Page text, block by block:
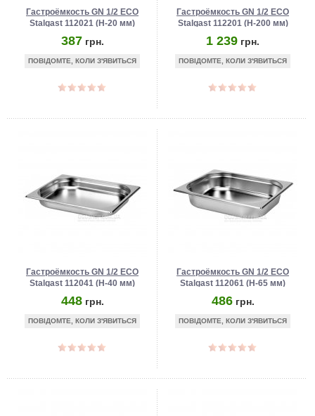
Гастроёмкость GN 1/2 ECO
Stalgast 112021 (Н-20 мм)
387 грн.
ПОВІДОМТЕ, КОЛИ З'ЯВИТЬСЯ
Гастроёмкость GN 1/2 ECO
Stalgast 112201 (Н-200 мм)
1 239 грн.
ПОВІДОМТЕ, КОЛИ З'ЯВИТЬСЯ
Гастроёмкость GN 1/2 ECO
Stalgast 112041 (Н-40 мм)
448 грн.
ПОВІДОМТЕ, КОЛИ З'ЯВИТЬСЯ
Гастроёмкость GN 1/2 ECO
Stalgast 112061 (Н-65 мм)
486 грн.
ПОВІДОМТЕ, КОЛИ З'ЯВИТЬСЯ